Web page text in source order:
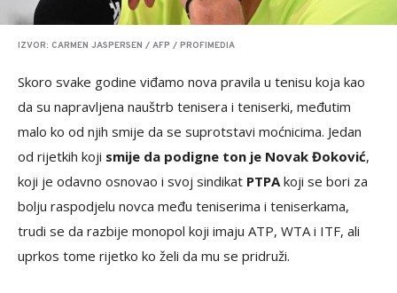
IZVOR: CARMEN JASPERSEN / AFP / PROFIMEDIA
Skoro svake godine viđamo nova pravila u tenisu koja kao
da su napravljena nauštrb tenisera i teniserki, međutim
malo ko od njih smije da se suprotstavi moćnicima. Jedan
od rijetkih koji smije da podigne ton je Novak Đoković,
koji je odavno osnovao i svoj sindikat PTPA koji se bori za
bolju raspodjelu novca među teniserima i teniserkama,
trudi se da razbije monopol koji imaju ATP, WTA i ITF, ali
uprkos tome rijetko ko želi da mu se pridruži.